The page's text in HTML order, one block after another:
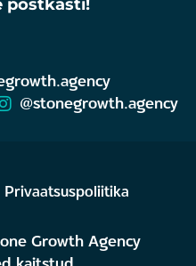
postkasti!
@stonegrowth.agency
Growth Agency
Privaatsuspoliitika